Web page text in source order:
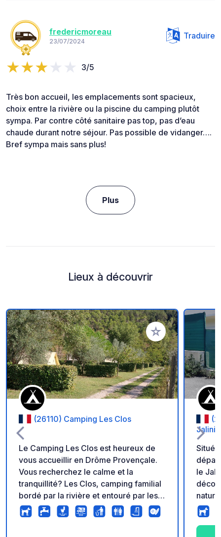
fredericmoreau
23/07/2024
Traduire
3/5
Très bon accueil, les emplacements sont spacieux,
choix entre la rivière ou la piscine du camping plutôt
sympa. Par contre côté sanitaire pas top, pas d’eau
chaude durant notre séjour. Pas possible de vidanger….
Bref sympa mais sans plus!
Plus
Lieux à découvrir
Ajouter à vos
(26110) Camping Les Clos
Le Camping Les Clos est heureux de
vous accueillir en Drôme Provençale.
Vous recherchez le calme et la
tranquillité? Les Clos, camping familial
bordé par la rivière et entouré par les
oliviers, vous propose le soleil de
Provence à Nyons Pour un séjour
Situé
le